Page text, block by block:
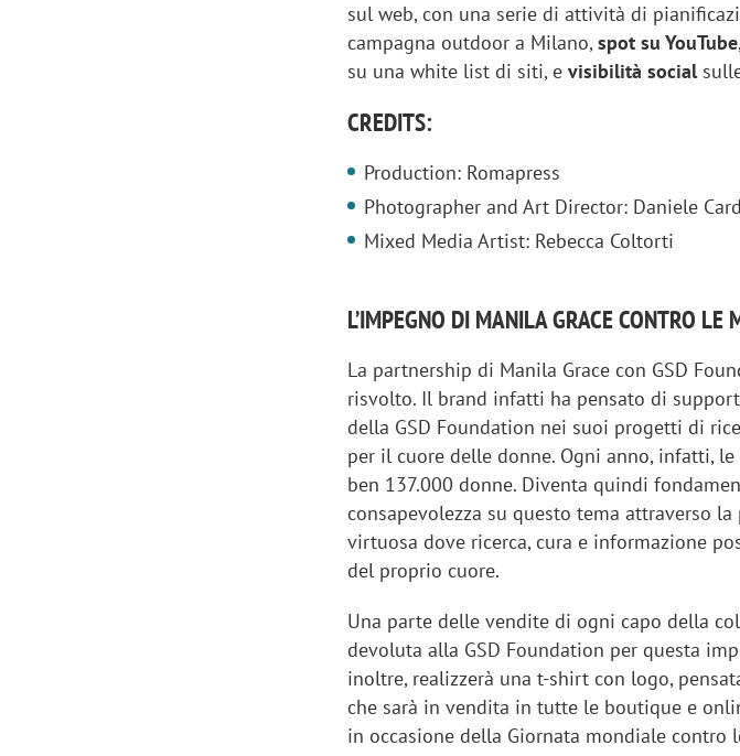
sul web, con una serie di attività di
campagna outdoor a Milano,spot su YouTube
su una white list di siti, evisibilità social
CREDITS:
Production: Romapress
Photographer and Art Director: Daniele
Mixed Media Artist: Rebecca Coltorti
L’IMPEGNO DI MANILA GRACE CONTRO
La partnership di Manila Grace con GSD
risvolto. Il brand infatti ha pensato di
della GSD Foundation nei suoi progetti di
per il cuore delle donne. Ogni anno, infatti,
ben 137.000 donne. Diventa quindi
consapevolezza su questo tema attraverso
virtuosa dove ricerca, cura e informazione
del proprio cuore.
Una parte delle vendite di ogni capo della
devoluta alla GSD Foundation per questa
inoltre, realizzerà una t-shirt con logo,
che sarà in vendita in tutte le boutique e
in occasione della Giornata mondiale contro
comunicazione crea un brand food:
Emanuele Viora di Deloitte Digital:
«La creatività resta centrale, l’AI deve
amplificare il talento»